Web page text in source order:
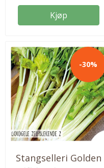
og varmt. En krok på
terrassen eller i drivhus er
kan settes ut på
sommeren og inn på
vinteren. De vil ha mye
fuktighet og næring for...
Kjøp
-30%
Stangselleri Golden